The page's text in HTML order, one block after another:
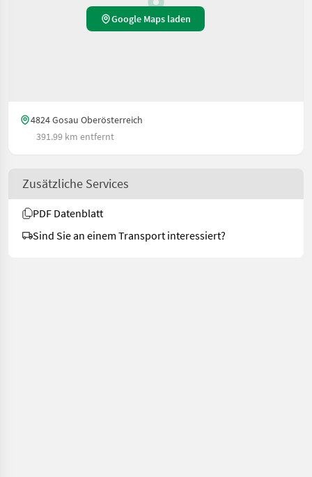
Google Maps laden
4824 Gosau Oberösterreich
391.99 km entfernt
Zusätzliche Services
PDF Datenblatt
Sind Sie an einem Transport interessiert?